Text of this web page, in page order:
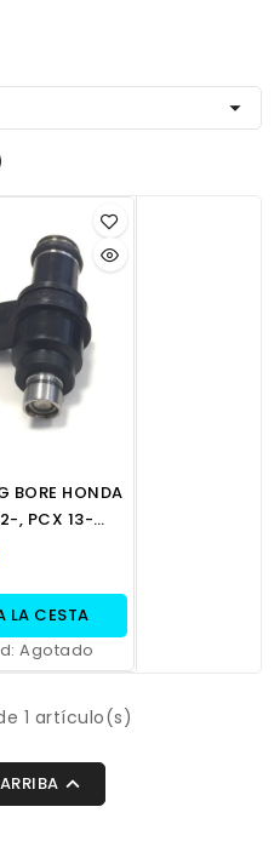

BORE HONDA
, PCX 13-
6 AGUJEROS
LA CESTA
Agotado
1 artículo(s)
